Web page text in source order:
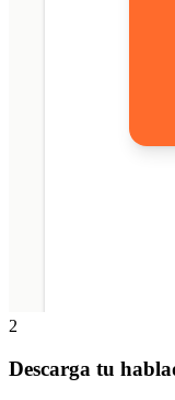
2
Descarga tu